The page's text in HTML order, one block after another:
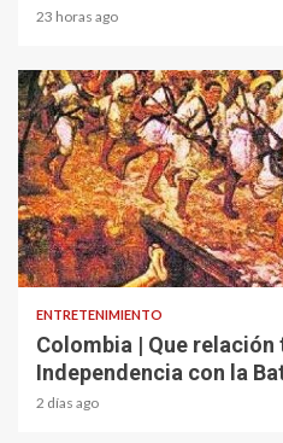
23 horas ago
1 min read
ENTRETENIMIENTO
Colombia | Que
Independencia con la
2 días ago